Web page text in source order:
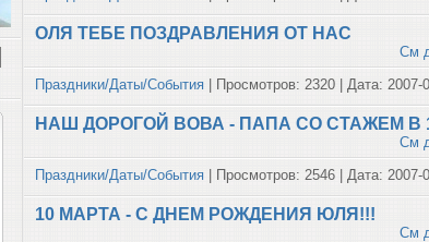
ОЛЯ ТЕБЕ ПОЗДРАВЛЕНИЯ ОТ НАС
См
Праздники/Даты/События | Просмотров: 2320 | Дата: 2007-
НАШ ДОРОГОЙ ВОВА - ПАПА СО СТАЖЕМ В
См
Праздники/Даты/События | Просмотров: 2546 | Дата: 2007-
10 МАРТА - С ДНЕМ РОЖДЕНИЯ ЮЛЯ!!!
См